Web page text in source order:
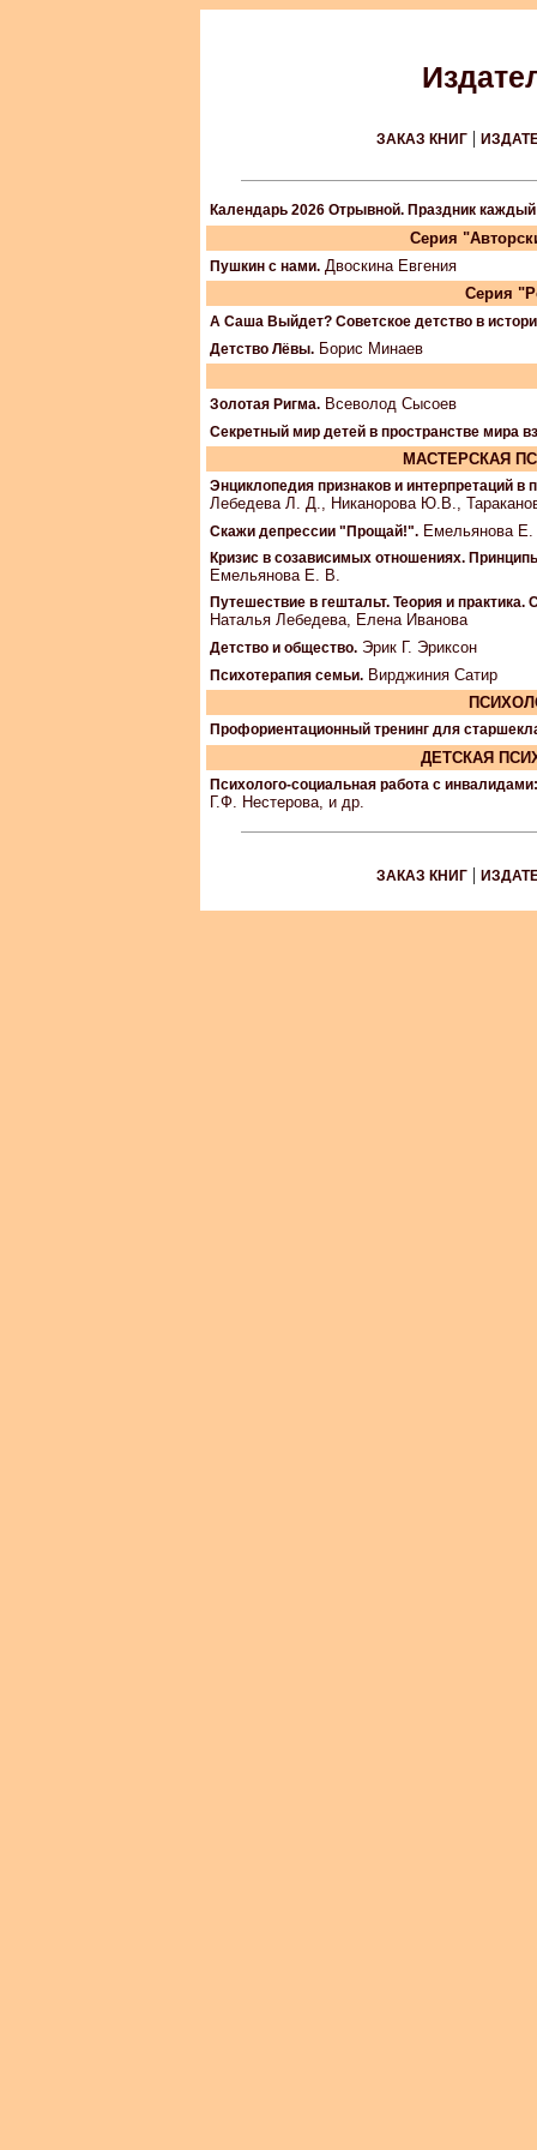
ЗАКАЗ КНИГ|
Календарь 2026 Отрывной. Праздник
Серия
Пушкин с нами. Двоскина Евгения
Серия
А Саша Выйдет? Советское детство в
Детство Лёвы. Борис Минаев
Золотая Ригма. Всеволод Сысоев
Секретный мир детей в пространстве мира
МАСТЕРСКАЯ
Энциклопедия признаков и интерпретаций в
Лебедева Л. Д., Никанорова Ю.В.,
Скажи депрессии "Прощай!". Емельянова
Кризис в созависимых отношениях.
Емельянова Е. В.
Путешествие в гештальт. Теория и
Наталья Лебедева, Елена Иванова
Детство и общество. Эрик Г. Эриксон
Психотерапия семьи. Вирджиния Сатир
Профориентационный тренинг для
ДЕТСКАЯ
Психолого-социальная работа с
Г.Ф. Нестерова, и др.
ЗАКАЗ КНИГ|